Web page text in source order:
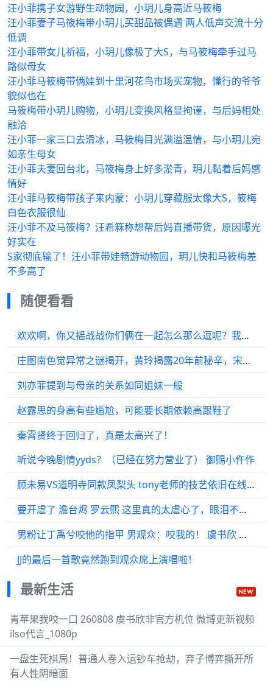
汪小菲携子女游野生动物园，小玥儿身高近马筱梅
汪小菲妻子马筱梅带小玥儿买甜品被偶遇 两人低声交流十分
低调
汪小菲带女儿祈福，小玥儿像极了大S，与马筱梅牵手过马
路似母女
汪小菲马筱梅带俩娃到十里河花鸟市场买宠物，懂行的爷爷
貌似也在
马筱梅带小玥儿购物，小玥儿变换风格显拘谨，与后妈相处
融洽
汪小菲一家三口去滑冰，马筱梅目光满溢温情，与小玥儿宛
如亲生母女
汪小菲夫妻回台北，马筱梅身上好多淤青，玥儿黏着后妈感
情好
汪小菲马筱梅带孩子来内蒙：小玥儿穿藏服太像大S，筱梅
白色衣服很仙
汪小菲不及马筱梅？汪希箖称想帮后妈直播带货，原因曝光
好实在
S家彻底输了！汪小菲带娃畅游动物园，玥儿快和马筱梅差
不多高了
随便看看
欢欢啊，你又摇战战你们俩在一起怎么那么逗呢？我战一脸开心碧欢 肖战
庄图南色觉异常之谜揭开，黄玲揭露20年前秘辛，宋莹：庄超英真不是
刘亦菲提到与母亲的关系如同姐妹一般
赵露思的身高有些尴尬，可能要长期依赖高跟鞋了
秦霄贤终于回归了，真是太高兴了！
听说今晚剧情yyds？（已经在努力营业了） 御赐小仵作
顾未易VS道明寺同款凤梨头 tony老师的技艺依旧在线，值得称赞 我们
要开虐了 澹台烬 罗云熙 这里真的太虐心了，眼泪不由自主地流进了我的心里
男粉让丁禹兮咬他的指甲 男观众：咬我的！ 虞书欣 丁禹兮 永夜星河 小助手
JJ的最后一首歌竟然跑到观众席上演唱啦！
最新生活
青苹果我咬一口 260808 虞书欣非官方机位 微博更新视频
ilso代言_1080p
一盘生死棋局！普通人卷入运钞车抢劫，弃子博弈撕开所
有人性阴暗面